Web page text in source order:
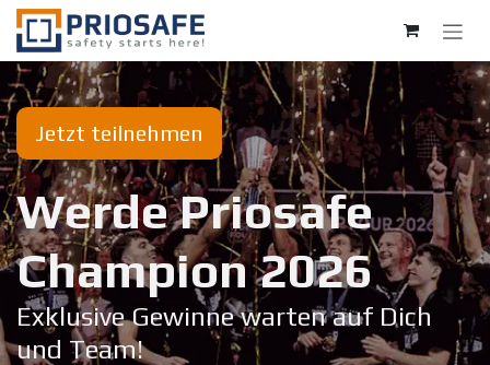
Zum Inhalt springen
Jetzt teilnehmen
Werde Priosafe
Champion 20​26
Exklusive Gewinne warten auf Dich
und Team!